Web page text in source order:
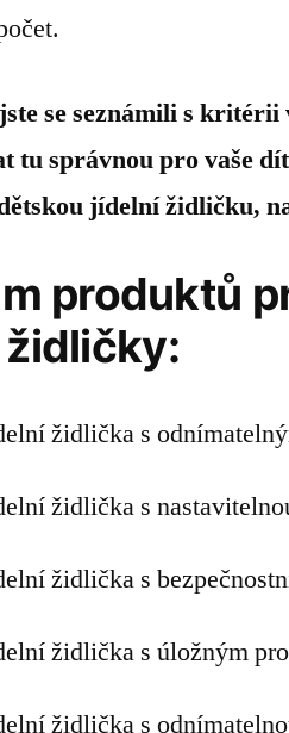
se seznámili s
tu správnou pro vaše
jídelní židličku,
produktů
židlička s
židlička s
židlička s
židlička s úložným
židlička s